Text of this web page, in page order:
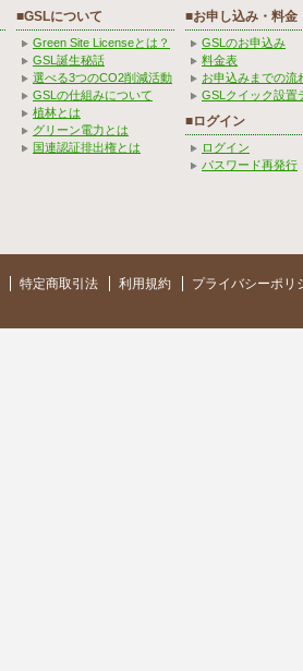
■GSLについて
Green Site Licenseとは？
GSL誕生秘話
選べる3つのCO2削減活動
GSLの仕組みについて
植林とは
グリーン電力とは
国連認証排出権とは
■お申し込み・料金
GSLのお申込み
料金表
お申込みまでの流
GSLクイック設置
■ログイン
ログイン
パスワード再発行
特定商取引法 利用規約 プライバシーポリ